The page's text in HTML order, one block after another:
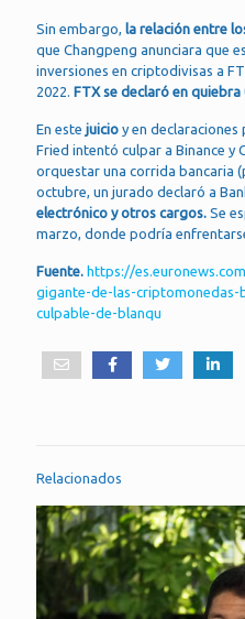
Sin embargo, la relación entre
que Changpeng anunciara que
inversiones en criptodivisas a
2022. FTX se declaró en quiebra
En este juicio y en
Fried intentó culpar a Binance y
orquestar una corrida bancaria
octubre, un jurado declaró a
electrónico y otros cargos. Se
marzo, donde podría
Fuente. https://
gigante-de-las-criptomonedas-
culpable-de-blanqu
Relacionados